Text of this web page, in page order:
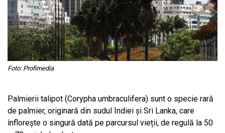
Foto: Profimedia
Palmierii talipot (Corypha umbraculifera) sunt o specie rară
de palmier, originară din sudul Indiei și Sri Lanka, care
înflorește o singură dată pe parcursul vieții, de regulă la 50